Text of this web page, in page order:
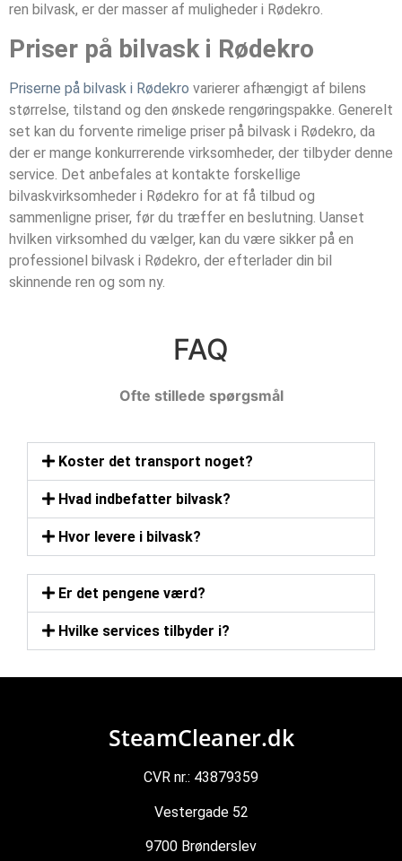
ren bilvask, er der masser af muligheder i Rødekro.
Priser på bilvask i Rødekro
Priserne på bilvask i Rødekro varierer afhængigt af bilens
størrelse, tilstand og den ønskede rengøringspakke. Generelt
set kan du forvente rimelige priser på bilvask i Rødekro, da
der er mange konkurrerende virksomheder, der tilbyder denne
service. Det anbefales at kontakte forskellige
bilvaskvirksomheder i Rødekro for at få tilbud og
sammenligne priser, før du træffer en beslutning. Uanset
hvilken virksomhed du vælger, kan du være sikker på en
professionel bilvask i Rødekro, der efterlader din bil
skinnende ren og som ny.
FAQ
Ofte stillede spørgsmål
Koster det transport noget?
Hvad indbefatter bilvask?
Hvor levere i bilvask?
Er det pengene værd?
Hvilke services tilbyder i?
SteamCleaner.dk
CVR nr.: 43879359
Vestergade 52
9700 Brønderslev